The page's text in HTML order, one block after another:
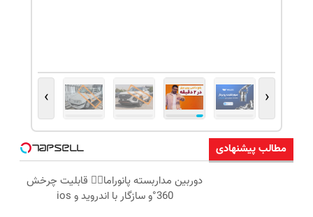
‹
›
مطالب پیشنهادی
دوربین مداربسته پانوراما👈🏻 قابلیت چرخش
360°و سازگار با اندروید و ios